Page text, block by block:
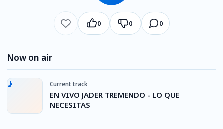
0 0 0
Now on air
Current track
EN VIVO JADER TREMENDO - LO QUE
NECESITAS